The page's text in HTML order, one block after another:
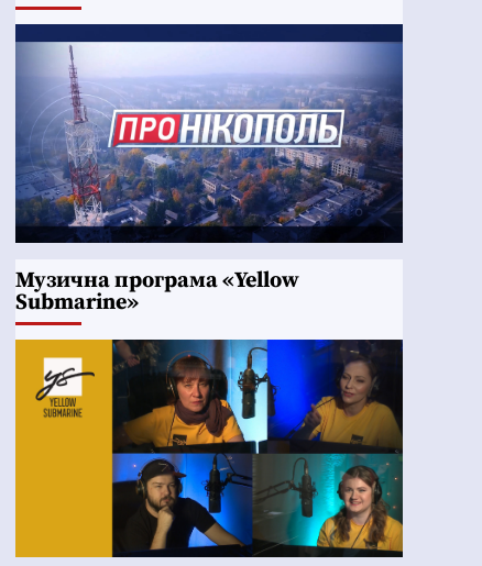
Музична програма «Yellow
Submarine»